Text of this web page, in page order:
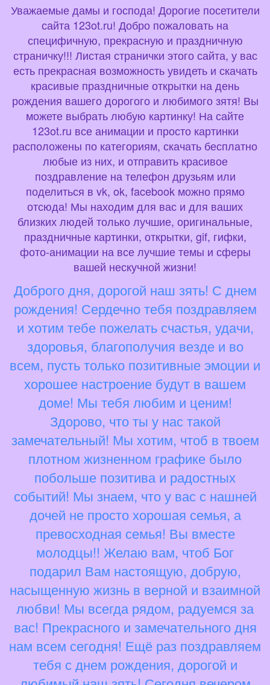
Уважаемые дамы и господа! Дорогие посетители
сайта 123ot.ru! Добро пожаловать на
специфичную, прекрасную и праздничную
страничку!!! Листая странички этого сайта, у вас
есть прекрасная возможность увидеть и скачать
красивые праздничные открытки на день
рождения вашего дорогого и любимого зятя! Вы
можете выбрать любую картинку! На сайте
123ot.ru все анимации и просто картинки
расположены по категориям, скачать бесплатно
любые из них, и отправить красивое
поздравление на телефон друзьям или
поделиться в vk, ok, facebook можно прямо
отсюда! Мы находим для вас и для ваших
близких людей только лучшие, оригинальные,
праздничные картинки, открытки, gif, гифки,
фото-анимации на все лучшие темы и сферы
вашей нескучной жизни!
Доброго дня, дорогой наш зять! С днем
рождения! Сердечно тебя поздравляем
и хотим тебе пожелать счастья, удачи,
здоровья, благополучия везде и во
всем, пусть только позитивные эмоции и
хорошее настроение будут в вашем
доме! Мы тебя любим и ценим!
Здорово, что ты у нас такой
замечательный! Мы хотим, чтоб в твоем
плотном жизненном графике было
побольше позитива и радостных
событий! Мы знаем, что у вас с нашней
дочей не просто хорошая семья, а
превосходная семья! Вы вместе
молодцы!! Желаю вам, чтоб Бог
подарил Вам настоящую, добрую,
насыщенную жизнь в верной и взаимной
любви! Мы всегда рядом, радуемся за
вас! Прекрасного и замечательного дня
нам всем сегодня! Ещё раз поздравляем
тебя с днем рождения, дорогой и